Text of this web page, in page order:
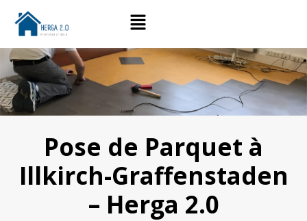
Pose de Parquet à
Illkirch-Graffenstaden
– Herga 2.0